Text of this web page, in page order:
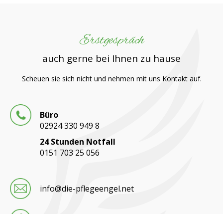
Erstgespräch
auch gerne bei Ihnen zu hause
Scheuen sie sich nicht und nehmen mit uns Kontakt auf.
Büro
02924 330 949 8
24 Stunden Notfall
0151 703 25 056
info@die-pflegeengel.net